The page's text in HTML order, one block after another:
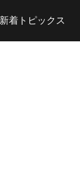
新着トピックス